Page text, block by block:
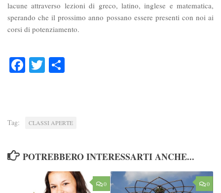
lacune attraverso lezioni di greco, latino, inglese e matematica,
sperando che il prossimo anno possano essere presenti con noi ai
corsi di potenziamento.
FacebookTwitter
Tag: CLASSI APERTE
POTREBBERO INTERESSARTI ANCHE...
0 0